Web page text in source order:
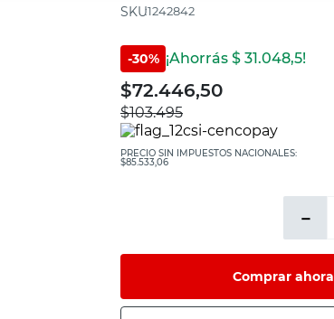
:1242842
-30% ¡Ahorrás $ 31.048,5!
$72.446,50
$103.495
PRECIO SIN IMPUESTOS NACIONALES:
$85.533,06
－
Comprar ahora